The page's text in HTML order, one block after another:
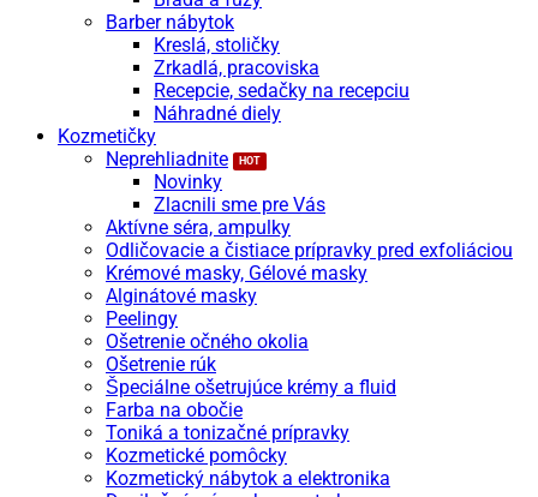
Barber nábytok
Kreslá, stoličky
Zrkadlá, pracoviska
Recepcie, sedačky na recepciu
Náhradné diely
Kozmetičky
Neprehliadnite
Novinky
Zlacnili sme pre Vás
Aktívne séra, ampulky
Odličovacie a čistiace prípravky pred exfoliáciou
Krémové masky, Gélové masky
Alginátové masky
Peelingy
Ošetrenie očného okolia
Ošetrenie rúk
Špeciálne ošetrujúce krémy a fluid
Farba na obočie
Toniká a tonizačné prípravky
Kozmetické pomôcky
Kozmetický nábytok a elektronika